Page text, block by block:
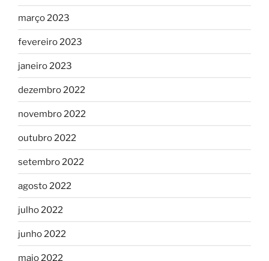
março 2023
fevereiro 2023
janeiro 2023
dezembro 2022
novembro 2022
outubro 2022
setembro 2022
agosto 2022
julho 2022
junho 2022
maio 2022